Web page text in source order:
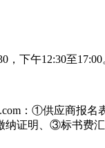
下午12:30至
：①供应商报名
证明、③标书费汇